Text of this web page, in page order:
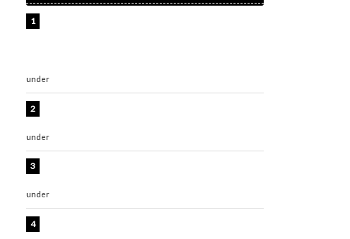
under
under
under